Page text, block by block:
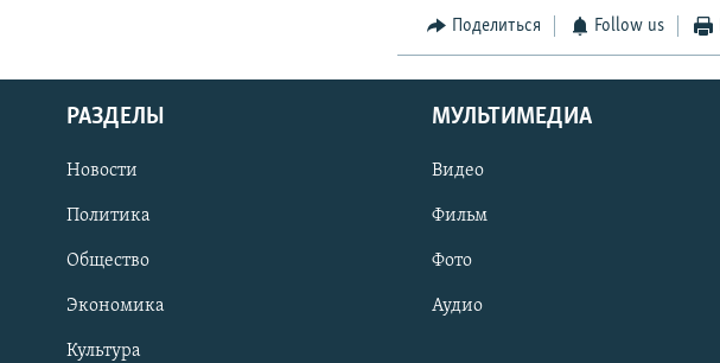
Поделиться Follow us
РАЗДЕЛЫ
Новости
Политика
Общество
Экономика
Культура
МУЛЬТИМЕДИА
Видео
Фильм
Фото
Аудио